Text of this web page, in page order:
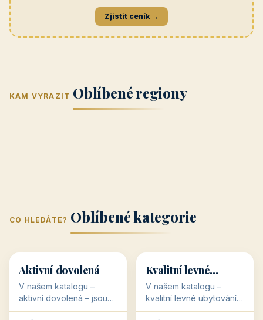
Zjistit ceník →
KAM VYRAZIT Oblíbené regiony
(Jihomoravský
kraj)
kraj)
Zlínský kraj Žilinský
Karlovarský
Střední Čechy
(Středočeský
CO HLEDÁTE? Oblíbené kategorie
🥾 36 objektů
Aktivní dovolená
V našem katalogu –
aktivní dovolená – jsou
pro Vás připraveny
💰
💰
34 objektů
Kvalitní levné
ubytování
V našem katalogu –
kvalitní levné ubytování –
jsou pro Vás připraveny